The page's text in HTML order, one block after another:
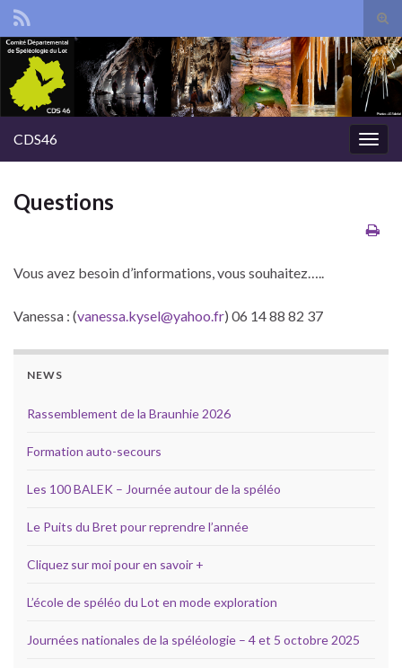
Search for:
CDS46
Questions
Vous avez besoin d’informations, vous souhaitez…..
Vanessa : (vanessa.kysel@yahoo.fr) 06 14 88 82 37
NEWS
Rassemblement de la Braunhie 2026
Formation auto-secours
Les 100 BALEK – Journée autour de la spéléo
Le Puits du Bret pour reprendre l’année
Cliquez sur moi pour en savoir +
L’école de spéléo du Lot en mode exploration
Journées nationales de la spéléologie – 4 et 5 octobre 2025